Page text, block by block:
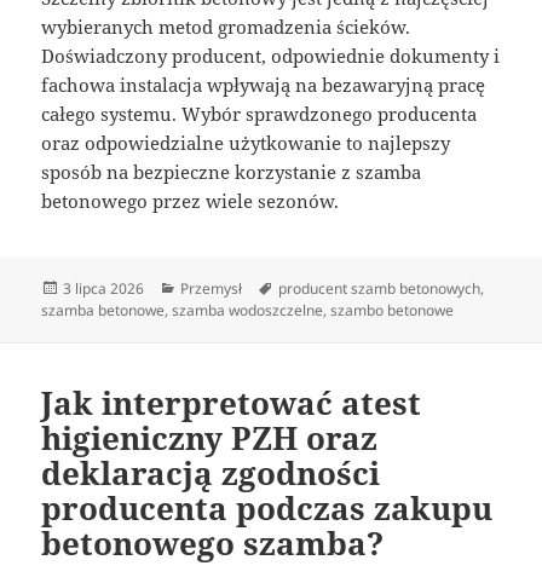
wybieranych metod gromadzenia ścieków.
Doświadczony producent, odpowiednie dokumenty i
fachowa instalacja wpływają na bezawaryjną pracę
całego systemu. Wybór sprawdzonego producenta
oraz odpowiedzialne użytkowanie to najlepszy
sposób na bezpieczne korzystanie z szamba
betonowego przez wiele sezonów.
Data
publikacji
3 lipca 2026 Kategorie
Przemysł Tagi
producent szamb betonowych,
szamba betonowe,szamba wodoszczelne,szambo betonowe
Jak interpretować atest
higieniczny PZH oraz
deklaracją zgodności
producenta podczas zakupu
betonowego szamba?